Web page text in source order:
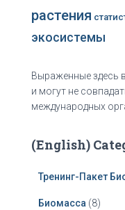
растения
экосистемы
Выраженные здесь
и могут не
международных
(English)
Тренинг-Пакет
Биомасса (8)